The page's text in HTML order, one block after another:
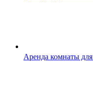
Аренда комнаты